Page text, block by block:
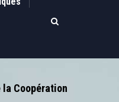
Coopération